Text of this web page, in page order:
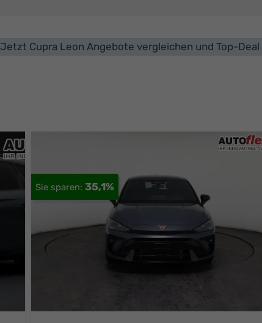
Jetzt Cupra Leon Angebote vergleichen und Top-
35,1%